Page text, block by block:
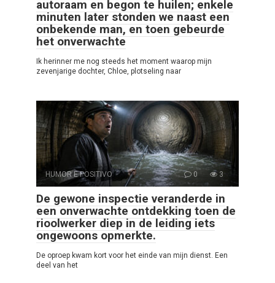
autoraam en begon te huilen; enkele
minuten later stonden we naast een
onbekende man, en toen gebeurde
het onverwachte
Ik herinner me nog steeds het moment waarop mijn
zevenjarige dochter, Chloe, plotseling naar
HUMOR E POSITIVO 0 3
De gewone inspectie veranderde in
een onverwachte ontdekking toen de
rioolwerker diep in de leiding iets
ongewoons opmerkte.
De oproep kwam kort voor het einde van mijn dienst. Een
deel van het